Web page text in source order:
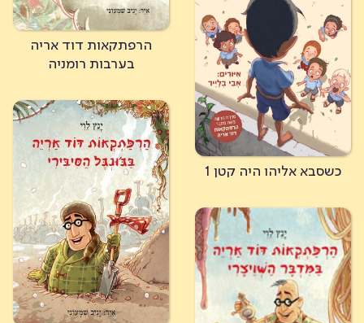
הרפתקאות דוד אריה
בערבות רומניה
כשסבא אליהו היה קטן 1